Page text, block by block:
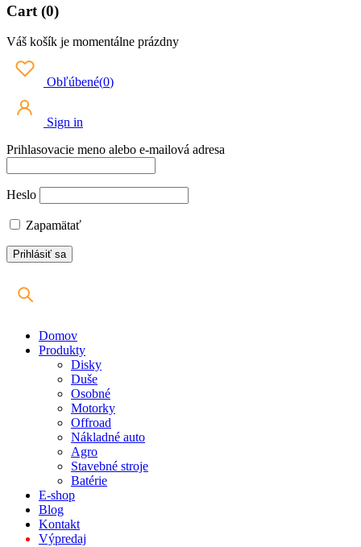
Cart (0)
Váš košík je momentálne prázdny
Obľúbené(0)
Sign in
Prihlasovacie meno alebo e-mailová adresa
Heslo
Zapamätať
Domov
Produkty
Disky
Duše
Osobné
Motorky
Offroad
Nákladné auto
Agro
Stavebné stroje
Batérie
E-shop
Blog
Kontakt
Výpredaj